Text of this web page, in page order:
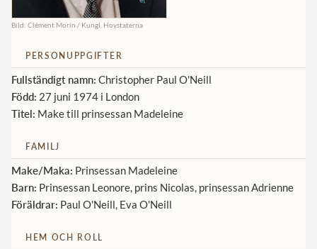
Belgiska kungahuset
Jordanska kungahuset
Luxemburgska storhertighuset
Japanska kejsarhuset
Bild: Clément Morin / Kungl. Hovstaterna
PERSONUPPGIFTER
Fullständigt namn: Christopher Paul O'Neill
Född: 27 juni 1974 i London
Titel: Make till prinsessan Madeleine
FAMILJ
Make/Maka: Prinsessan Madeleine
Barn: Prinsessan Leonore, prins Nicolas, prinsessan Adrienne
Föräldrar: Paul O'Neill, Eva O'Neill
HEM OCH ROLL